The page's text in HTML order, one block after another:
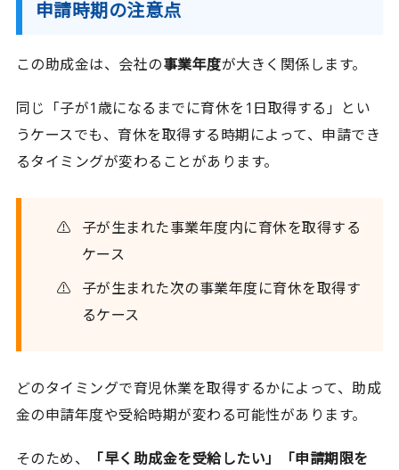
申請時期の注意点
この助成金は、会社の事業年度が大きく関係します。
同じ「子が1歳になるまでに育休を1日取得する」とい
うケースでも、育休を取得する時期によって、申請でき
るタイミングが変わることがあります。
子が生まれた事業年度内に育休を取得する
ケース
子が生まれた次の事業年度に育休を取得す
るケース
どのタイミングで育児休業を取得するかによって、助成
金の申請年度や受給時期が変わる可能性があります。
そのため、
「早く助成金を受給したい」「申請期限を